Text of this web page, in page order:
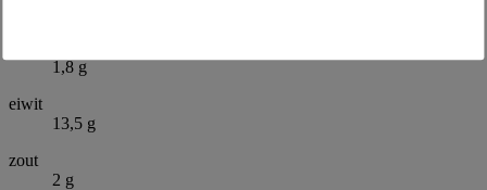
1,8 g
eiwit
13,5 g
zout
2 g